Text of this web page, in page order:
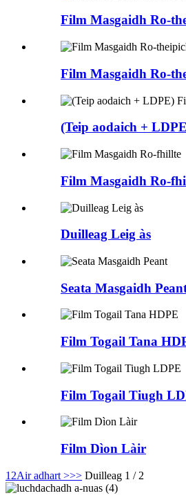
Film Masgaidh Ro-
Film Masgaidh Ro-
(Teip aodaich +
Film Masgaidh Ro-
Duilleag Leig às
Seata Masgaidh
Film Togail Tana
Film Togail Tiugh
Film Dìon Làir
1 2Air adhart >>> Duilleag 1 / 2